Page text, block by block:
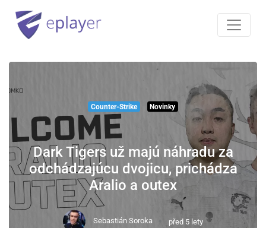
Counter-Strike Novinky
Dark Tigers už majú náhradu za
odchádzajúcu dvojicu, prichádza
Aralio a outex
Sebastián Soroka před 5 lety